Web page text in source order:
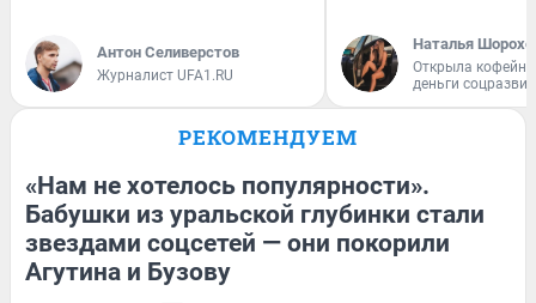
Антон Селиверстов
Журналист UFA1.RU
Наталья
Открыла
деньги
РЕКОМЕНДУЕМ
«Нам не хотелось популярности».
Бабушки из уральской глубинки стали
звездами соцсетей — они покорили
Агутина и Бузову